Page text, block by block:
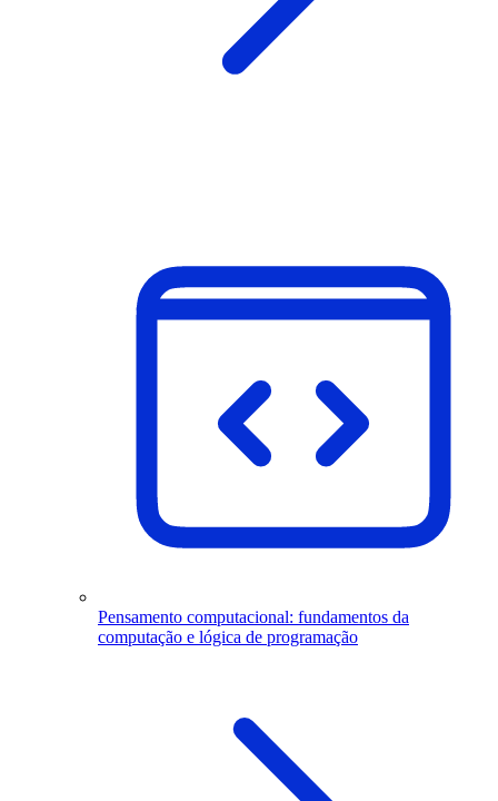
Pensamento computacional: fundamentos da
computação e lógica de programação